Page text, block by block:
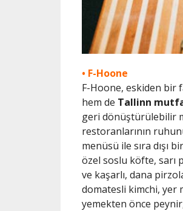
• F-Hoone
F-Hoone, eskiden bir
hem de Tallinn
geri dönüştürülebilir
restoranlarının
menüsü ile sıra dışı
özel soslu köfte, sarı
ve kaşarlı, dana
domatesli kimchi, yer
yemekten önce